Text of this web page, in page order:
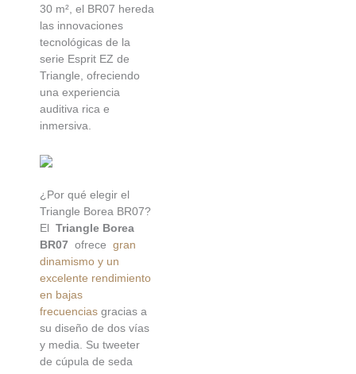
30 m², el BR07 hereda
las innovaciones
tecnológicas de la
serie Esprit EZ de
Triangle, ofreciendo
una experiencia
auditiva rica e
inmersiva.
¿Por qué elegir el
Triangle Borea BR07?
El Triangle Borea
BR07 ofrece gran
dinamismo y un
excelente rendimiento
en bajas
frecuencias gracias a
su diseño de dos vías
y media. Su tweeter
de cúpula de seda